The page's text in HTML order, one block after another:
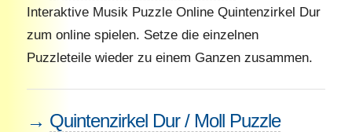
Interaktive Musik Puzzle Online Quintenzirkel Dur
zum online spielen. Setze die einzelnen
Puzzleteile wieder zu einem Ganzen zusammen.
→ Quintenzirkel Dur / Moll Puzzle